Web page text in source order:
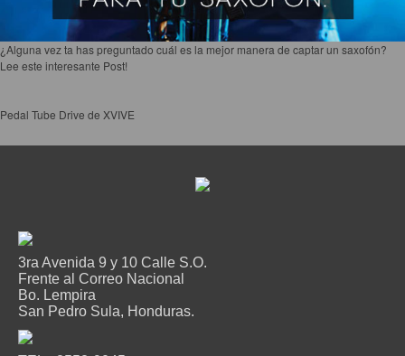
¿Alguna vez ta has preguntado cuál es la mejor manera de captar un saxofón?
Lee este interesante Post!
Pedal Tube Drive de XVIVE
3ra Avenida 9 y 10 Calle S.O.
Frente al Correo Nacional
Bo. Lempira
San Pedro Sula, Honduras.